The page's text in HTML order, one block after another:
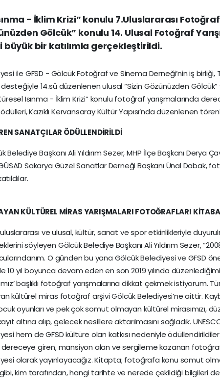
- İklim Krizi” konulu 7.Uluslararası Fotoğraf
Gölcük” konulu 14. Ulusal Fotoğraf
büyük bir katılımla gerçekleştirildi.
ile GFSD - Gölcük Fotoğraf ve Sinema Derneği’nin iş birliği,
14.sü düzenlenen ulusal “Sizin Gözünüzden Gölcük”
Isınma - İklim Krizi” konulu fotoğraf yarışmalarında
Kazıklı Kervansaray Kültür Yapısı’nda düzenlenen
SANATÇILAR ÖDÜLLENDİRİLDİ
Belediye Başkanı Ali Yıldırım Sezer, MHP İlçe Başkanı Derya
Sakarya Güzel Sanatlar Derneği Başkanı Ünal Dabak,
KÜLTÜREL MİRAS YARIŞMALARI FOTOĞRAFLARI
uluslararası ve ulusal, kültür, sanat ve spor etkinlikleriyle
söyleyen Gölcük Belediye Başkanı Ali Yıldırım Sezer,
O günden bu yana Gölcük Belediyesi ve GFSD
10 yıl boyunca devam eden en son 2019 yılında
başlıklı fotoğraf yarışmalarına dikkat çekmek istiyorum.
kültürel miras fotoğraf arşivi Gölcük Belediyesi’ne aittir.
oyunları ve pek çok somut olmayan kültürel mirasımızı,
altına alıp, gelecek nesillere aktarılmasını sağladık.
hem de GFSD kültüre olan katkısı nedeniyle
dereceye giren, mansiyon alan ve sergileme kazanan
olarak yayınlayacağız. Kitapta; fotoğrafa konu somut
kim tarafından, hangi tarihte ve nerede çekildiği bilgileri